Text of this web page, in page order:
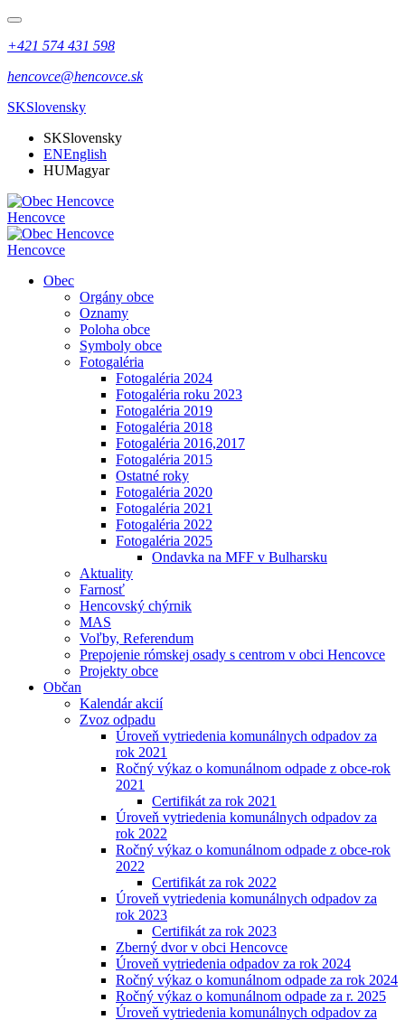
+421 574 431 598
hencovce@hencovce.sk
SKSlovensky
SKSlovensky
ENEnglish
HUMagyar
Hencovce
Hencovce
Obec
Orgány obce
Oznamy
Poloha obce
Symboly obce
Fotogaléria
Fotogaléria 2024
Fotogaléria roku 2023
Fotogaléria 2019
Fotogaléria 2018
Fotogaléria 2016,2017
Fotogaléria 2015
Ostatné roky
Fotogaléria 2020
Fotogaléria 2021
Fotogaléria 2022
Fotogaléria 2025
Ondavka na MFF v Bulharsku
Aktuality
Farnosť
Hencovský chýrnik
MAS
Voľby, Referendum
Prepojenie rómskej osady s centrom v obci Hencovce
Projekty obce
Občan
Kalendár akcií
Zvoz odpadu
Úroveň vytriedenia komunálnych odpadov za
rok 2021
Ročný výkaz o komunálnom odpade z obce-rok
2021
Certifikát za rok 2021
Úroveň vytriedenia komunálnych odpadov za
rok 2022
Ročný výkaz o komunálnom odpade z obce-rok
2022
Certifikát za rok 2022
Úroveň vytriedenia komunálnych odpadov za
rok 2023
Certifikát za rok 2023
Zberný dvor v obci Hencovce
Úroveň vytriedenia odpadov za rok 2024
Ročný výkaz o komunálnom odpade za rok 2024
Ročný výkaz o komunálnom odpade za r. 2025
Úroveň vytriedenia komunálnych odpadov za